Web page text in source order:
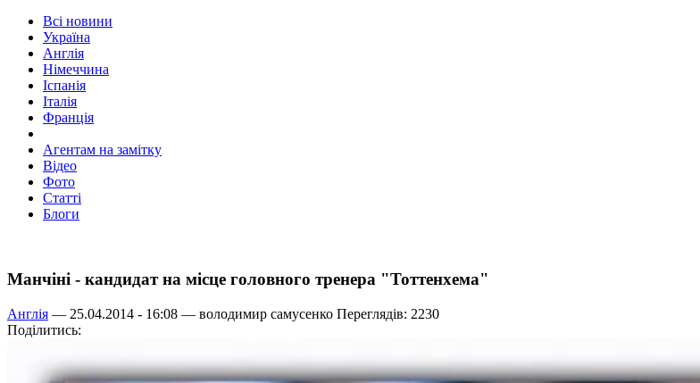
Всі новини
Україна
Англія
Німеччина
Іспанія
Італія
Франція
Агентам на замітку
Відео
Фото
Статті
Блоги
Манчіні - кандидат на місце головного тренера "Тоттенхема"
Англія — 25.04.2014 - 16:08 — володимир самусенко Переглядів: 2230
Поділитись: